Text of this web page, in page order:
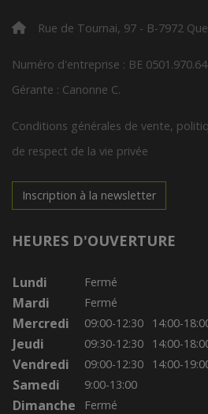
Rue de Tournai, 97 - B-7972
Numéro d'entreprise : BE
Gérante : Canonne C.
Conditions générales de vente,
de respect de la vie privée
Inscription à la newsletter
HEURES D'OUVERTURE
Lundi Fermé
Mardi Fermé
Mercredi 09:00-12:30 14:00-
Jeudi 09:30-12:30 14:00-
Vendredi 09:00-12:30 14:00-
Samedi 9:00-13:00
Dimanche Fermé